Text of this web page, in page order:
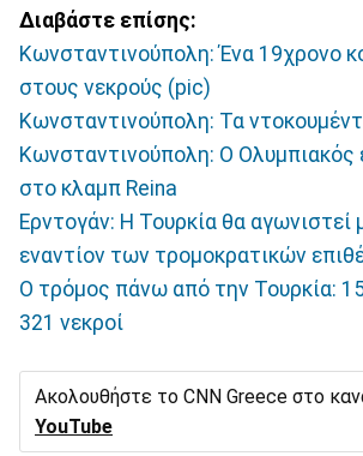
Διαβάστε επίσης:
Κωνσταντινούπολη: Ένα 19χρονο
στους νεκρούς (pic)
Κωνσταντινούπολη: Τα
Κωνσταντινούπολη: Ο Ολυμπιακός
στο κλαμπ Reina
Ερντογάν: Η Τουρκία θα αγωνιστεί
εναντίον των τρομοκρατικών
Ο τρόμος πάνω από την Τουρκία:
321 νεκροί
Ακολουθήστε το CNN Greece στο
YouTube